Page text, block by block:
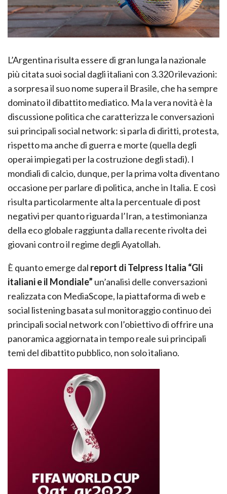
L’Argentina risulta essere di gran lunga la nazionale
più citata suoi social dagli italiani con 3.320 rilevazioni:
a sorpresa il suo nome supera il Brasile, che ha sempre
dominato il dibattito mediatico. Ma la vera novità è la
discussione politica che caratterizza le conversazioni
sui principali social network: si parla di diritti, protesta,
rispetto ma anche di guerra e morte (quella degli
operai impiegati per la costruzione degli stadi). I
mondiali di calcio, dunque, per la prima volta diventano
occasione per parlare di politica, anche in Italia. E così
risulta particolarmente alta la percentuale di post
negativi per quanto riguarda l’Iran, a testimonianza
della eco globale raggiunta dalla recente rivolta dei
giovani contro il regime degli Ayatollah.
È quanto emerge dal report di Telpress Italia “Gli
italiani e il Mondiale” un’analisi delle conversazioni
realizzata con MediaScope, la piattaforma di web e
social listening basata sul monitoraggio continuo dei
principali social network con l’obiettivo di offrire una
panoramica aggiornata in tempo reale sui principali
temi del dibattito pubblico, non solo italiano.